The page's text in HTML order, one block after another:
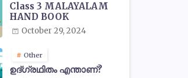
Class 3 MALAYALAM
HAND BOOK
October 29, 2024
Other
ഉദ്ഗ്രഥിതം എന്താണ്?